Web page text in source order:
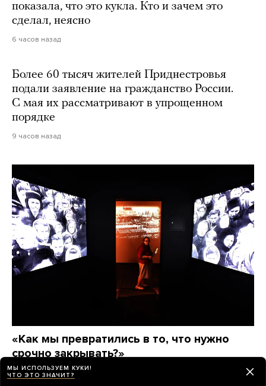
показала, что это кукла. Кто и зачем это
сделал, неясно
6 часов назад
Более 60 тысяч жителей Приднестровья
подали заявление на гражданство России.
С мая их рассматривают в упрощенном
порядке
9 часов назад
«Как мы превратились в то, что нужно
срочно закрывать?»
Что происходило в Музее истории ГУЛАГа, когда
власти решили его ликвидировать, — и как
МЫ ИСПОЛЬЗУЕМ КУКИ!
ЧТО ЭТО ЗНАЧИТ?